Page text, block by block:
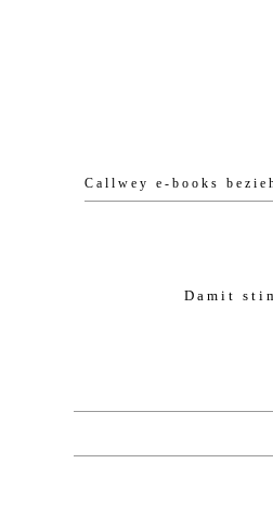
Callwey e-books
Damit